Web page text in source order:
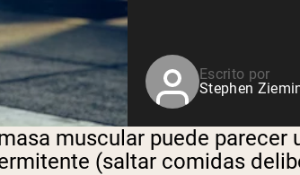
Escrito por
Stephen
muscular puede parecer
(saltar comidas